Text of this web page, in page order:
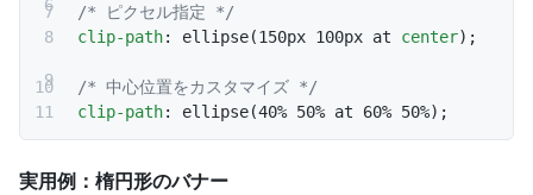
/* ピクセル指定 */
clip-path: ellipse(150px 100px at center);
/* 中心位置をカスタマイズ */
clip-path: ellipse(40% 50% at 60% 50%);
実用例：楕円形のバナー